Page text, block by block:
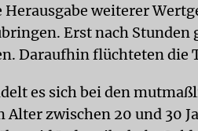
weiterer
Erst nach Stunden
Daraufhin flüchteten die
es sich bei den
zwischen 20 und 30